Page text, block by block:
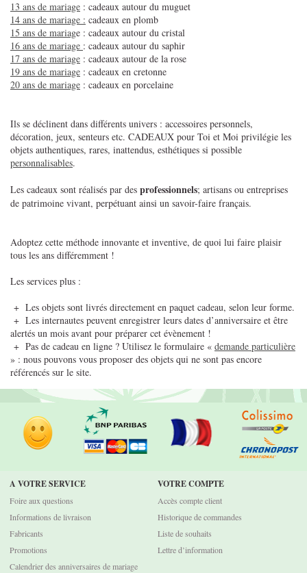
13 ans de mariage : cadeaux autour du muguet
14 ans de mariage : cadeaux en plomb
15 ans de mariage : cadeaux autour du cristal
16 ans de mariage : cadeaux autour du saphir
17 ans de mariage : cadeaux autour de la rose
19 ans de mariage : cadeaux en cretonne
20 ans de mariage : cadeaux en porcelaine
Ils se déclinent dans différents univers : accessoires personnels,
décoration, jeux, senteurs etc. CADEAUX pour Toi et Moi privilégie les
objets authentiques, rares, inattendus, esthétiques si possible
personnalisables.
Les cadeaux sont réalisés par des professionnels; artisans ou entreprises
de patrimoine vivant, perpétuant ainsi un savoir-faire français.
Adoptez cette méthode innovante et inventive, de quoi lui faire plaisir
tous les ans différemment !
Les services plus :
+ Les objets sont livrés directement en paquet cadeau, selon leur forme.
+ Les internautes peuvent enregistrer leurs dates d’anniversaire et être
alertés un mois avant pour préparer cet évènement !
+ Pas de cadeau en ligne ? Utilisez le formulaire « demande particulière
» : nous pouvons vous proposer des objets qui ne sont pas encore
référencés sur le site.
A VOTRE SERVICE
Foire aux questions
Informations de livraison
Fabricants
Promotions
Calendrier des anniversaires de mariage
VOTRE COMPTE
Accès compte client
Historique de commandes
Liste de souhaits
Lettre d’information